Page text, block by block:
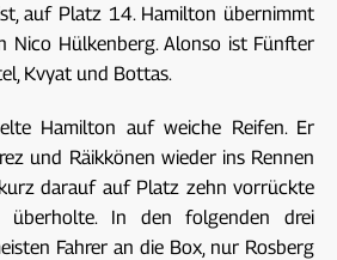
auf Platz 14. Hamilton übernimmt
Nico Hülkenberg. Alonso ist Fünfter
Kvyat und Bottas.
Hamilton auf weiche Reifen. Er
und Räikkönen wieder ins Rennen
darauf auf Platz zehn vorrückte
überholte. In den folgenden drei
Fahrer an die Box, nur Rosberg